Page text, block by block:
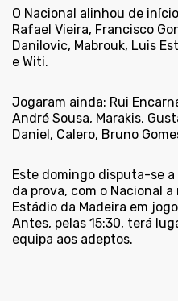
O Nacional alinhou de
Rafael Vieira, Francisco
Danilovic, Mabrouk, Luis
e Witi.
Jogaram ainda: Rui
André Sousa, Marakis,
Daniel, Calero, Bruno
Este domingo disputa-se
da prova, com o Nacional
Estádio da Madeira em
Antes, pelas 15:30, terá
equipa aos adeptos.